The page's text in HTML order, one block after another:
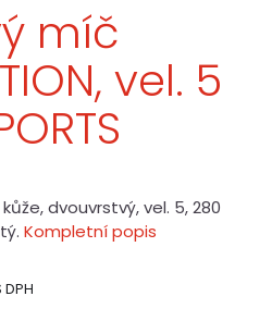
míč
vel. 5
dvouvrstvý, vel. 5, 280
Kompletní popis
DPH